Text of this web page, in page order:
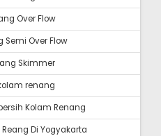
Over Flow
Semi Over Flow
Skimmer
renang
Kolam Renang
Di Yogyakarta